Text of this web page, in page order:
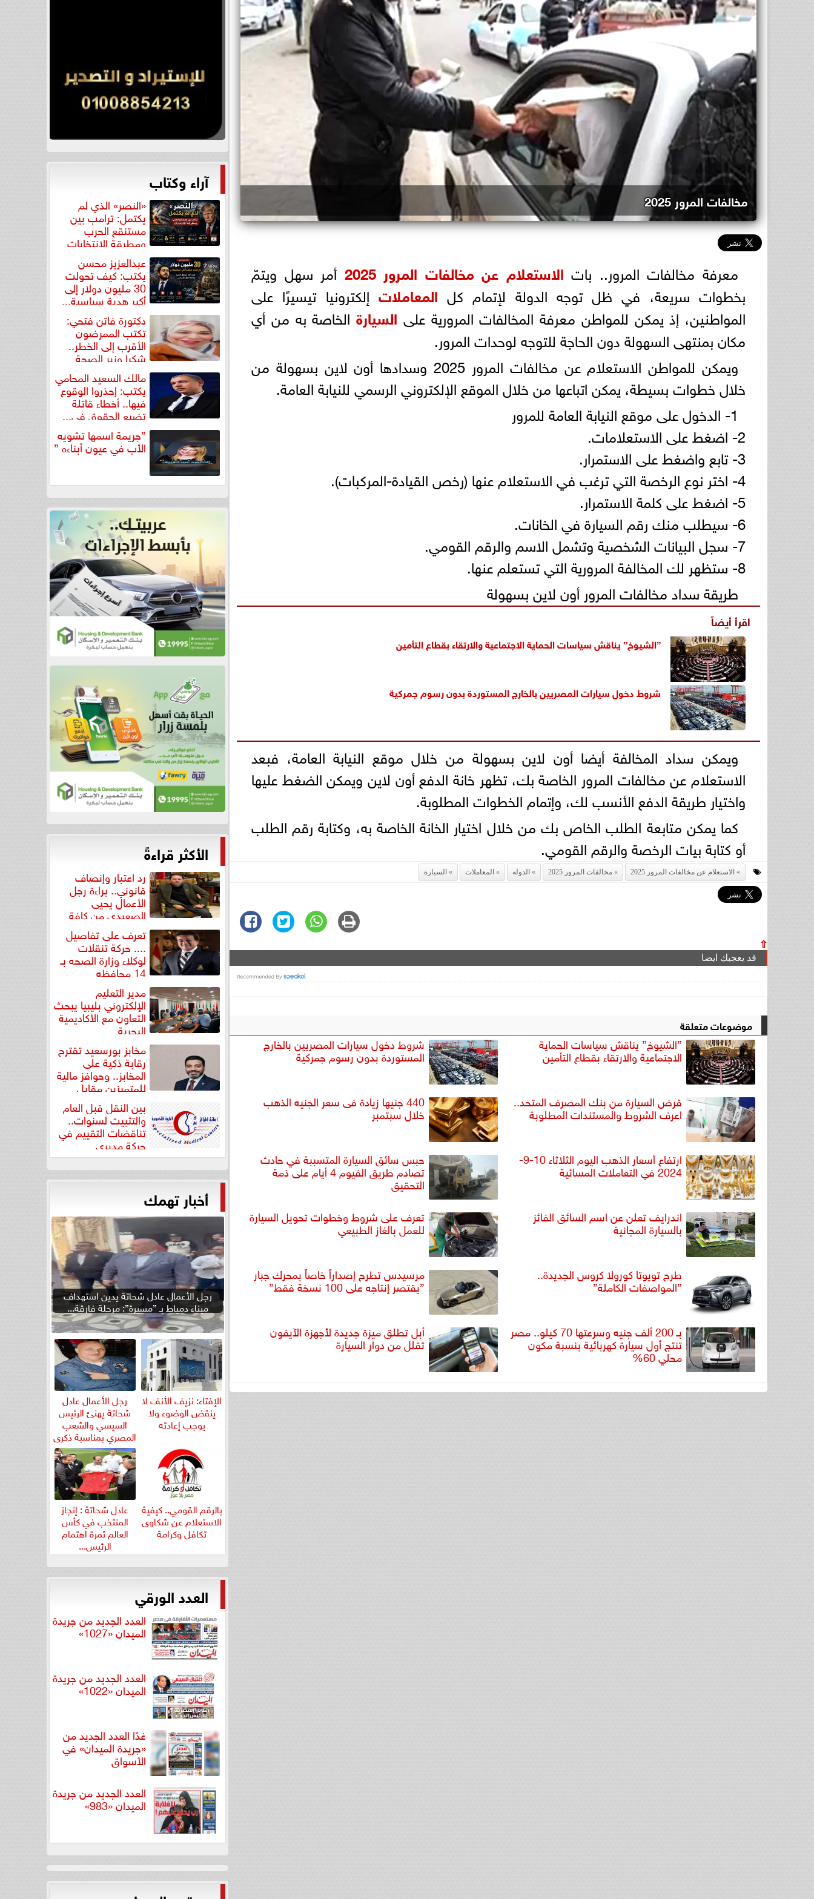
مخالفات المرور 2025
معرفة مخالفات المرور.. بات الاستعلام عن مخالفات المرور 2025
أمر سهل ويتمّ
بخطوات سريعة، في ظل توجه الدولة لإتمام كل المعاملات إلكترونيا تيسيرًا على
المواطنين، إذ يمكن للمواطن معرفة المخالفات المرورية على السيارة الخاصة به من أي
مكان بمنتهى السهولة دون الحاجة للتوجه لوحدات المرور.
ويمكن للمواطن الاستعلام عن مخالفات المرور 2025 وسدادها أون لاين بسهولة من
خلال خطوات بسيطة، يمكن اتباعها من خلال الموقع الإلكتروني الرسمي للنيابة العامة.
1- الدخول على موقع النيابة العامة للمرور
2- اضغط على الاستعلامات.
3- تابع واضغط على الاستمرار.
4- اختر نوع الرخصة التي ترغب في الاستعلام عنها (رخص القيادة-المركبات).
5- اضغط على كلمة الاستمرار.
6- سيطلب منك رقم السيارة في الخانات.
7- سجل البيانات الشخصية وتشمل الاسم والرقم القومي.
8- ستظهر لك المخالفة المرورية التي تستعلم عنها.
طريقة سداد مخالفات المرور أون لاين بسهولة
اقرأ أيضاً
”الشيوخ” يناقش سياسات الحماية الاجتماعية والارتقاء بقطاع التأمين
شروط دخول سيارات المصريين بالخارج المستوردة بدون رسوم جمركية
ويمكن سداد المخالفة أيضا أون لاين بسهولة من خلال موقع النيابة العامة، فبعد
الاستعلام عن مخالفات المرور الخاصة بك، تظهر خانة الدفع أون لاين ويمكن الضغط عليها
واختيار طريقة الدفع الأنسب لك، وإتمام الخطوات المطلوبة.
كما يمكن متابعة الطلب الخاص بك من خلال اختيار الخانة الخاصة به، وكتابة رقم الطلب
أو كتابة بيات الرخصة والرقم القومي.
الاستعلام عن مخالفات المرور 2025 مخالفات المرور 2025 الدوله المعاملات السيارة
⇧
قد يعجبك ايضا
موضوعات متعلقة
”الشيوخ” يناقش سياسات الحماية
الاجتماعية والارتقاء بقطاع التأمين
شروط دخول سيارات المصريين بالخارج
المستوردة بدون رسوم جمركية
قرض السيارة من بنك المصرف المتحد..
اعرف الشروط والمستندات المطلوبة
440 جنيها زيادة فى سعر الجنيه الذهب
خلال سبتمبر
ارتفاع أسعار الذهب اليوم الثلاثاء 10-9-
2024 في التعاملات المسائية
حبس سائق السيارة المتسببة في حادث
تصادم طريق الفيوم 4 أيام على ذمة
التحقيق
اندرايف تعلن عن اسم السائق الفائز
بالسيارة المجانية
تعرف على شروط وخطوات تحويل السيارة
للعمل بالغاز الطبيعي
طرح تويوتا كورولا كروس الجديدة..
”المواصفات الكاملة”
مرسيدس تطرح إصداراً خاصاً بمحرك جبار
”يقتصر إنتاجه على 100 نسخة فقط”
بـ 200 ألف جنيه وسرعتها 70 كيلو.. مصر
تنتج أول سيارة كهربائية بنسبة مكون
محلي 60%
أبل تطلق ميزة جديدة لأجهزة الآيفون
تقلل من دوار السيارة
آراء وكتاب
«النصر» الذي لم
يكتمل: ترامب بين
مستنقع الحرب
ومطرقة الانتخابات
عبدالعزيز محسن
يكتب: كيف تحولت
30 مليون دولار إلى
أكبر هدية سياسية...
دكتورة فاتن فتحي:
تكتب الممرضون
الأقرب إلى الخطر..
شكرا وزير الصحة
لتكريم... مالك السعيد المحامي
يكتب: إحذروا الوقوع
فيها.. أخطاء قاتلة
تضيع الحقوق في...
”جريمة اسمها تشويه
الأب في عيون أبناءه ”
الأكثر قراءةً
رد اعتبار وإنصاف
قانوني.. براءة رجل
الأعمال يحيى
الصعيدي من كافة
التهم... تعرف على تفاصيل
.... حركة تنقلات
لوكلاء وزارة الصحه بـ
14 محافظه
مدير التعليم
الإلكتروني بليبيا يبحث
التعاون مع الأكاديمية
البحرية
مخابز بورسعيد تقترح
رقابة ذكية على
المخابز.. وحوافز مالية
للمتميزين مقابل
بين النقل قبل العام
والتثبيت لسنوات..
تناقضات التقييم في
حركة مديري
”مستشفيات...
أخبار تهمك
رجل الأعمال عادل شحاتة يدين استهداف
ميناء دمياط بـ ”مسيرة”: مرحلة فارقة...
الإفتاء: نزيف الأنف لا
ينقض الوضوء ولا
يوجب إعادته
رجل الأعمال عادل
شحاتة يهنئ الرئيس
السيسي والشعب
المصري بمناسبة ذكرى
ثورة...
بالرقم القومي.. كيفية
الاستعلام عن شكاوى
تكافل وكرامة
عادل شحاتة : إنجاز
المنتخب في كأس
العالم ثمرة اهتمام
الرئيس...
العدد الورقي
العدد الجديد من جريدة
الميدان «1027»
العدد الجديد من جريدة
الميدان «1022»
غدًا العدد الجديد من
«جريدة الميدان» في
الأسواق
العدد الجديد من جريدة
الميدان «983»